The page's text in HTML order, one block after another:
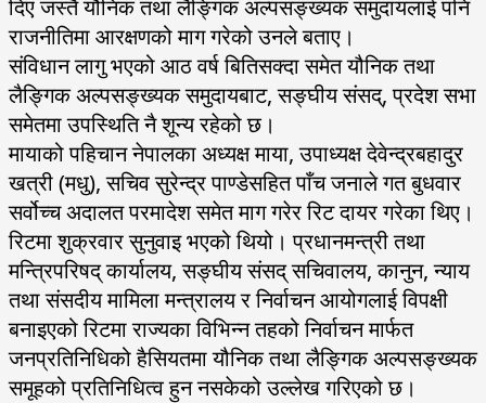
दिए जस्तै यौनिक तथा लैङ्गिक अल्पसङ्ख्यक समुदायलाई पनि
राजनीतिमा आरक्षणको माग गरेको उनले बताए।
संविधान लागु भएको आठ वर्ष बितिसक्दा समेत यौनिक तथा
लैङ्गिक अल्पसङ्ख्यक समुदायबाट, सङ्घीय संसद्, प्रदेश सभा
समेतमा उपस्थिति नै शून्य रहेको छ।
मायाको पहिचान नेपालका अध्यक्ष माया, उपाध्यक्ष देवेन्द्रबहादुर
खत्री (मधु), सचिव सुरेन्द्र पाण्डेसहित पाँच जनाले गत बुधवार
सर्वोच्च अदालत परमादेश समेत माग गरेर रिट दायर गरेका थिए।
रिटमा शुक्रवार सुनुवाइ भएको थियो। प्रधानमन्त्री तथा
मन्त्रिपरिषद् कार्यालय, सङ्घीय संसद् सचिवालय, कानुन, न्याय
तथा संसदीय मामिला मन्त्रालय र निर्वाचन आयोगलाई विपक्षी
बनाइएको रिटमा राज्यका विभिन्न तहको निर्वाचन मार्फत
जनप्रतिनिधिको हैसियतमा यौनिक तथा लैङ्गिक अल्पसङ्ख्यक
समूहको प्रतिनिधित्व हुन नसकेको उल्लेख गरिएको छ।